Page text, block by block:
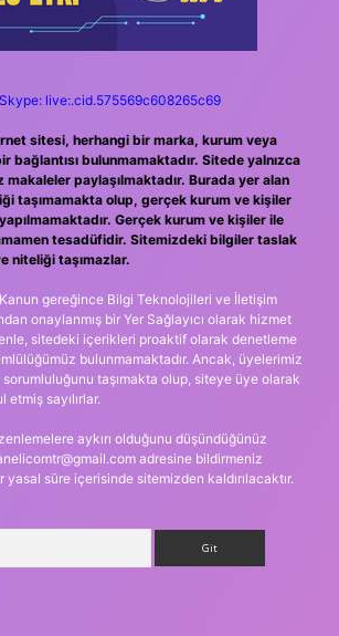
Skype: live:.cid.575569c608265c69
sitesi, herhangi bir marka, kurum veya
bağlantısı bulunmamaktadır. Sitede yalnızca
makaleler paylaşılmaktadır. Burada yer alan
taşımamakta olup, gerçek kurum ve kişiler
Gerçek kurum ve kişiler ile
tesadüfidir. Sitemizdeki bilgiler taslak
niteliği taşımazlar.
Kanun gereğince Bilgi Teknolojileri ve İletişim
onaylanmış bir Yer Sağlayıcı olarak hizmet
sitedeki içerikleri proaktif olarak denetleme
bulunmamaktadır. Ancak, üyelerimiz
sorumluluğunu taşımakta olup, siteye üye olarak
sayılırlar.
aykırı olduğunu düşündüğünüz
adresine bildirmeniz
süre içerisinde sitemizden kaldırılacaktır.